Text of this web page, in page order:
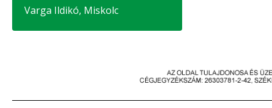
Varga Ildikó, Miskolc